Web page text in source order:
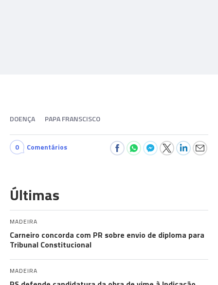
DOENÇA PAPA FRANSCISCO
0 Comentários
Últimas
MADEIRA
Carneiro concorda com PR sobre envio de diploma para
Tribunal Constitucional
MADEIRA